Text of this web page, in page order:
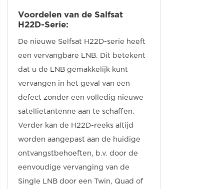
Voordelen van de Salfsat
H22D-Serie:
De nieuwe Selfsat H22D-serie heeft
een vervangbare LNB. Dit betekent
dat u de LNB gemakkelijk kunt
vervangen in het geval van een
defect zonder een volledig nieuwe
satellietantenne aan te schaffen.
Verder kan de H22D-reeks altijd
worden aangepast aan de huidige
ontvangstbehoeften, b.v. door de
eenvoudige vervanging van de
Single LNB door een Twin, Quad of